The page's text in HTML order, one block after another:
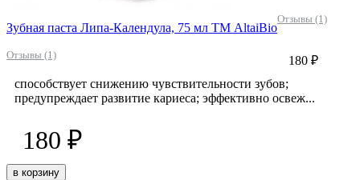
Зубная паста Липа-Календула, 75 мл ТМ AltaiBio
Отзывы (1)
Отзывы (1)
180 ₽
способствует снижению чувствительности зубов;
предупреждает развитие кариеса; эффективно освеж...
180 ₽
в корзину